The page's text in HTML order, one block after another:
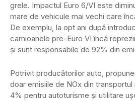
grele. Impactul Euro 6/VI este
mare de vehicule mai vechi care
De exemplu, la opt ani după
camioanele pre-Euro VI încă
și sunt responsabile de 92% din
Potrivit producătorilor auto,
doar emisiile de NOx din
4% pentru autoturisme și utilitare